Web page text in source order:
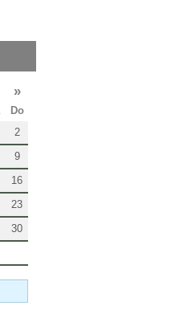
»
Do
2
9
16
23
30